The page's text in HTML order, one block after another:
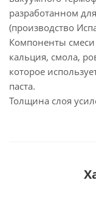
разработанном
(производство
Компоненты
кальция, смола,
которое
паста.
Толщина слоя